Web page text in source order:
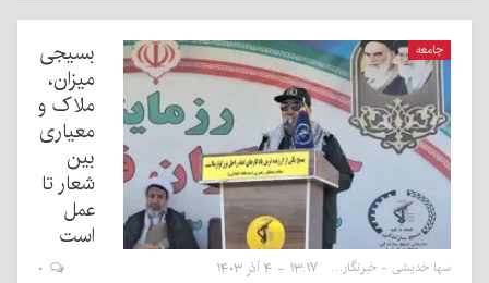
جامعه
بسیجی
میزان،
ملاک و
معیاری
بین
شعار تا
عمل
است
سها خدیشی - خبرنگار ۱۳:۱۷ - ۴ آذر ۱۴۰۳